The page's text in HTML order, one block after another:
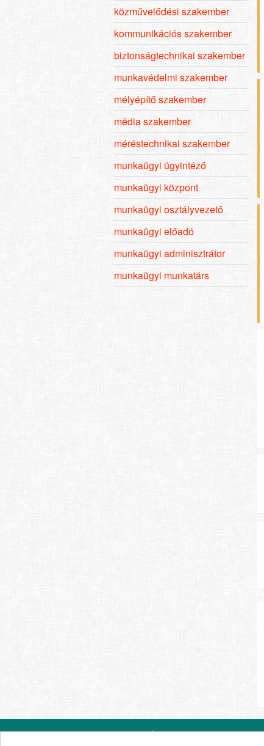
közművelődési szakember
kommunikációs szakember
biztonságtechnikai szakember
munkavédelmi szakember
mélyépítő szakember
média szakember
méréstechnikai szakember
munkaügyi ügyintéző
munkaügyi központ
munkaügyi osztályvezető
munkaügyi előadó
munkaügyi adminisztrátor
munkaügyi munkatárs
© 2026 Állásod.hu Kapcsolat